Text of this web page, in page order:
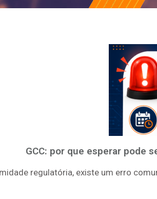
GCC: por que esperar pode
regulatória, existe um erro